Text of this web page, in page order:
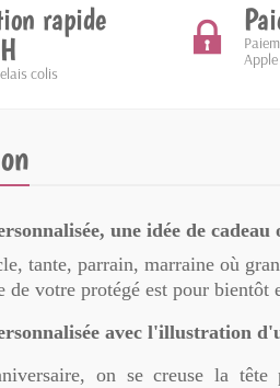
rapide
colis
une idée de
tante, parrain, marraine où
de votre protégé est pour bientôt
avec l'illustration
on se creuse la